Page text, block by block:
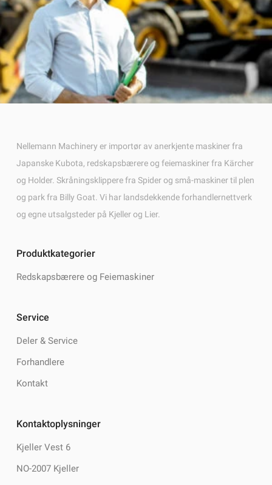
Nellemann Machinery er importør av anerkjente maskiner fra
Japanske Kubota, redskapsbærere og feiemaskiner fra Kärcher
og Holder. Skråningsklippere fra Spider og små-maskiner til plen
og park fra Billy Goat. Vi har landsdekkende forhandlernettverk
og egne utsalgsteder på Kjeller og Lier.
Produktkategorier
Redskapsbærere og Feiemaskiner
Service
Deler & Service
Forhandlere
Kontakt
Kontaktoplysninger
Kjeller Vest 6
NO-2007 Kjeller